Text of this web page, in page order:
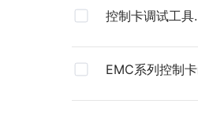
控制卡调试工具
EMC系列控制